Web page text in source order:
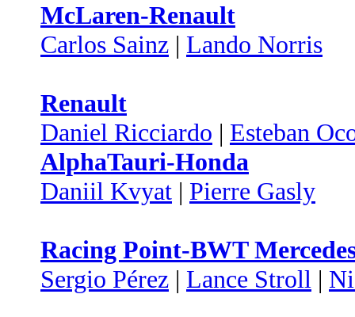
McLaren-Renault
Carlos Sainz | Lando Norris
Renault
Daniel Ricciardo | Esteban
AlphaTauri-Honda
Daniil Kvyat | Pierre Gasly
Racing Point-BWT
Sergio Pérez | Lance Stroll |